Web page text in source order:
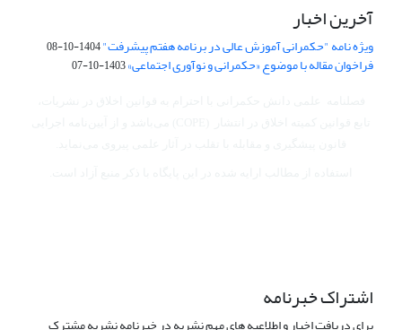
آخرین اخبار
ویژه نامه "حکمرانی آموزش عالی در برنامه هفتم پیشرفت"1404-10-08
فراخوان مقاله با موضوع «حکمرانی و نوآوری اجتماعی»1403-10-07
اشتراک خبرنامه